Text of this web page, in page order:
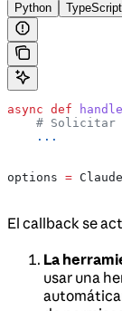
Python TypeScript
async def
# Solicitar
    ...
options =
El callback se
La
usar una